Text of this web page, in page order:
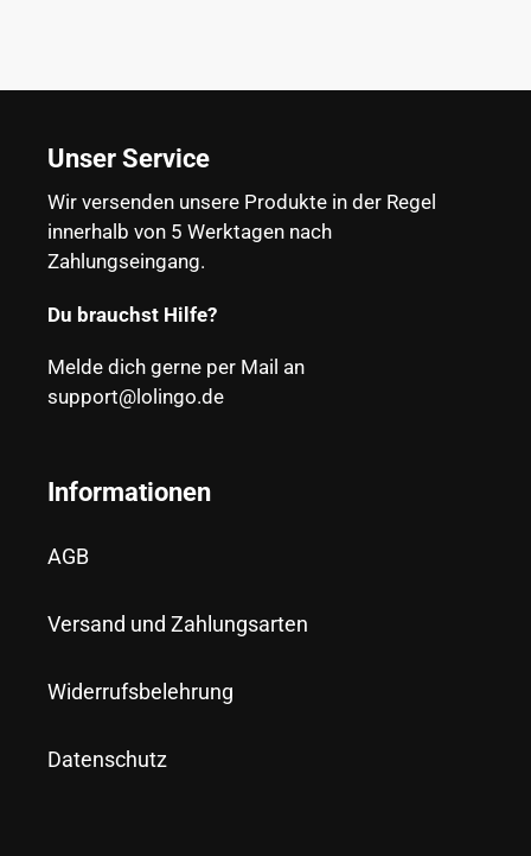
Unser Service
Wir versenden unsere Produkte in der Regel
innerhalb von 5 Werktagen nach
Zahlungseingang.
Du brauchst Hilfe?
Melde dich gerne per Mail an
support@lolingo.de
Informationen
AGB
Versand und Zahlungsarten
Widerrufsbelehrung
Datenschutz